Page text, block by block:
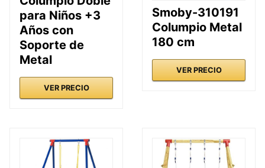
para Niños +3
Años con
Soporte de
Metal
VER PRECIO
Smoby-310191
Columpio Metal
180 cm
VER PRECIO